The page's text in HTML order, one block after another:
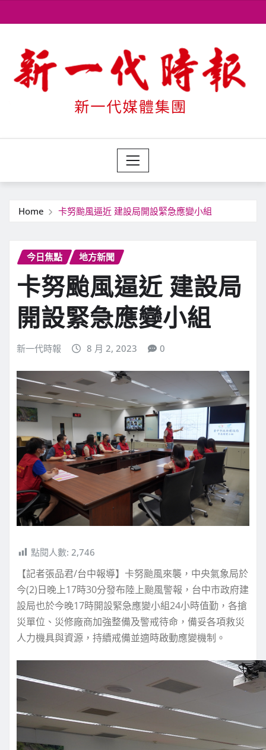
to
Home 卡努颱風逼近 建設局開設緊急應變小組
今日焦點 地方新聞
卡努颱風逼近 建設局
開設緊急應變小組
新一代時報 8 月 2, 2023 0
點閱人數: 2,746
【記者張品君/台中報導】卡努颱風來襲，中央氣象局於
今(2)日晚上17時30分發布陸上颱風警報，台中市政府建
設局也於今晚17時開設緊急應變小組24小時值勤，各搶
災單位、災修廠商加強整備及警戒待命，備妥各項救災
人力機具與資源，持續戒備並適時啟動應變機制。